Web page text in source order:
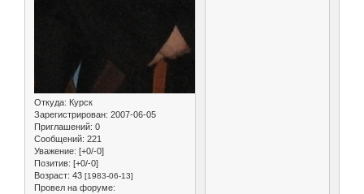
Откуда: Курск
Зарегистрирован: 2007-06-05
Приглашений: 0
Сообщений: 221
Уважение: [+0/-0]
Позитив: [+0/-0]
Возраст: 43 [1983-06-13]
Провел на форуме: